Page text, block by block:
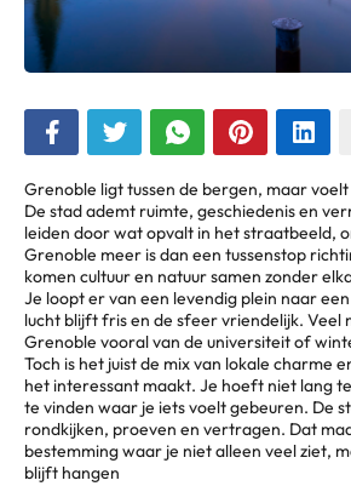
Grenoble ligt tussen de bergen, maar
De stad ademt ruimte, geschiedenis en
leiden door wat opvalt in het straatbeeld,
Grenoble meer is dan een tussenstop
komen cultuur en natuur samen zonder
Je loopt er van een levendig plein naar
lucht blijft fris en de sfeer vriendelijk. Veel
Grenoble vooral van de universiteit of
Toch is het juist de mix van lokale charme
het interessant maakt. Je hoeft niet lang
te vinden waar je iets voelt gebeuren. De
rondkijken, proeven en vertragen. Dat
bestemming waar je niet alleen veel ziet,
blijft hangen